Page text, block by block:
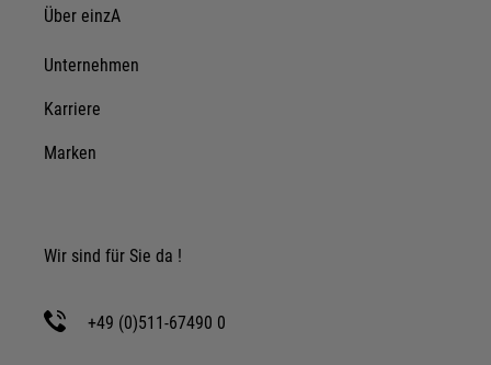
Über einzA
Unternehmen
Karriere
Marken
Wir sind für Sie da !
+49 (0)511-67490 0